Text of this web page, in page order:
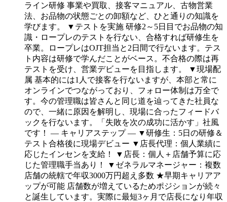
ライン研修 事業や買取、接客マニュアル、古物営業
法、お品物の状態ごとの卸額など、ひと通りの知識を
学びます。
▼テストを実施 研修2～5日目でお品物の知
識・ロープレのテストを行ない、合格すれば研修生を
卒業。ロープレはOJT担当と2日間で行ないます。テス
ト内容は研修で学んだことがベース。不合格の際は再
テストを受け、営業デビューを目指します。
▼現場配
属 基本的には1人で接客を行ないますが、本部と常に
オンラインでつながっており、フォロー体制は万全で
す。今の管理職は皆さんと同じ道を辿ってきた社員な
ので、一緒に原因を解明し、現場に合ったフィードバ
ックを行ないます。「失敗を次の成功に活かす」社風
です！
― キャリアステップ ― ▼研修生：5日の研修＆
テスト合格後に現場デビュー ▼店長代理：個人業績に
応じたインセンを支給！
▼店長：個人＋店舗予算に応
じた管理職手当あり！
▼ゼネラルマネージャー：複数
店舗の統轄で年収3000万円超え多数 ★早期キャリアア
ップが可能 店舗数が増えているためポジションが続々
と誕生しています。実際に最短3ヶ月で店長になり年収